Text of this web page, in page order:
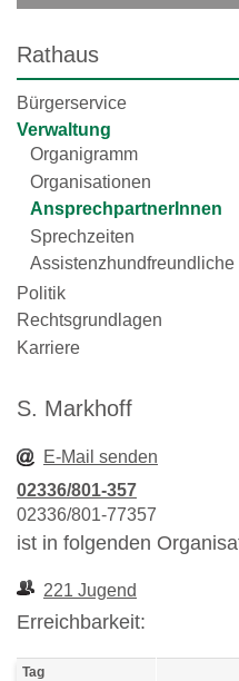
Rathaus
Bürgerservice
Verwaltung
Organigramm
Organisationen
AnsprechpartnerInnen
Sprechzeiten
Assistenzhundfreundliche
Politik
Rechtsgrundlagen
Karriere
S. Markhoff
E-Mail senden
02336/801-357
02336/801-77357
ist in folgenden
221 Jugend
Erreichbarkeit:
Tag